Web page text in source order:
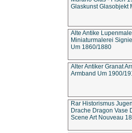
Glaskunst Glasobjekt
Alte Antike
Miniaturmalerei
Um 1860/1880
Alter Antiker Granat
Armband Um 1900/
Rar Historismus
Drache Dragon Vase
Scene Art Nouveau